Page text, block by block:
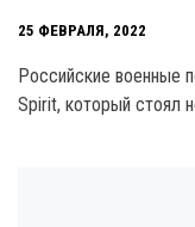
25 ФЕВРАЛЯ, 2022
Российские военные
Spirit, который стоял